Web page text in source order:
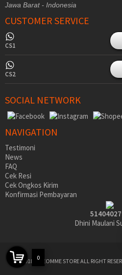
0
Jawa Barat - Indonesia
CUSTOMER SERVICE
CS1
CS2
SOCIAL NETWORK
NAVIGATION
Testimoni
News
FAQ
Cek Resi
Cek Ongkos Kirim
Konfirmasi Pembayaran
Dhini Maulani
©2018 SIDEOMME STORE ALL RIGHT